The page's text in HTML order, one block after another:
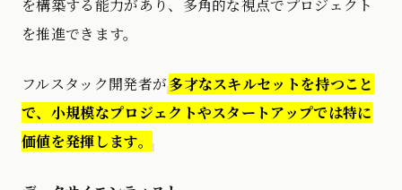
を構築する能力があり、多角的な視点でプロジェクト
を推進できます。
フルスタック開発者が多才なスキルセットを持つこと
で、小規模なプロジェクトやスタートアップでは特に
価値を発揮します。